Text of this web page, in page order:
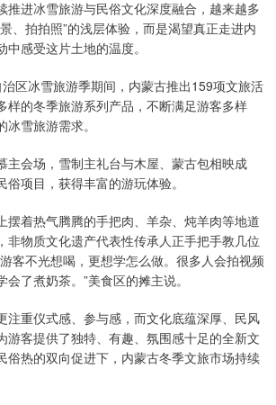
推进冰雪旅游与民俗文化深度融合，越来越多
、拍拍照”的浅层体验，而是渴望真正走进内
感受这片土地的温度。
区冰雪旅游季期间，内蒙古推出159项文旅活
样的冬季旅游系列产品，不断满足游客多样
雪旅游需求。
主会场，雪制主礼台与木屋、蒙古包相映成
项目，获得丰富的游玩体验。
摆着热气腾腾的手把肉、羊杂、炖羊肉等地道
非物质文化遗产代表性传承人正手把手教几位
客不光想喝，更想学怎么做。很多人会拍视频
了煮奶茶。”美食区的摊主说。
注重仪式感、参与感，而文化底蕴深厚、民风
游客提供了独特、有趣、氛围感十足的全新文
俗热的双向促进下，内蒙古冬季文旅市场持续